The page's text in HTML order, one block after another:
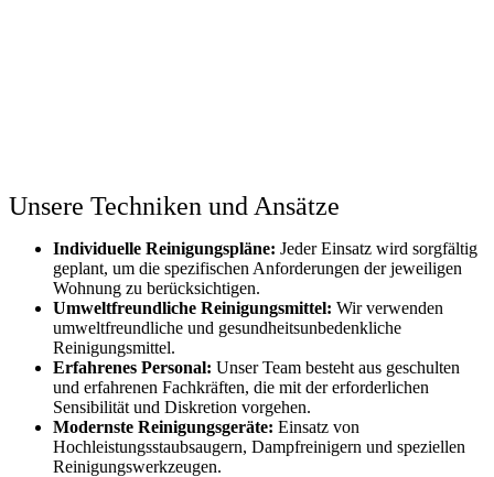
Unsere Techniken und Ansätze
Individuelle Reinigungspläne: Jeder Einsatz wird sorgfältig
geplant, um die spezifischen Anforderungen der jeweiligen
Wohnung zu berücksichtigen.
Umweltfreundliche Reinigungsmittel: Wir verwenden
umweltfreundliche und gesundheitsunbedenkliche
Reinigungsmittel.
Erfahrenes Personal: Unser Team besteht aus geschulten
und erfahrenen Fachkräften, die mit der erforderlichen
Sensibilität und Diskretion vorgehen.
Modernste Reinigungsgeräte: Einsatz von
Hochleistungsstaubsaugern, Dampfreinigern und speziellen
Reinigungswerkzeugen.